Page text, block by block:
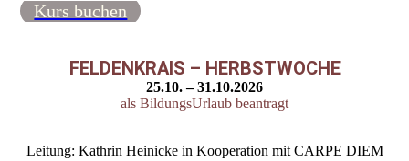
Kurs buchen
FELDENKRAIS – HERBSTWOCHE
25.10. – 31.10.2026
als BildungsUrlaub beantragt
Leitung: Kathrin Heinicke in Kooperation mit CARPE DIEM